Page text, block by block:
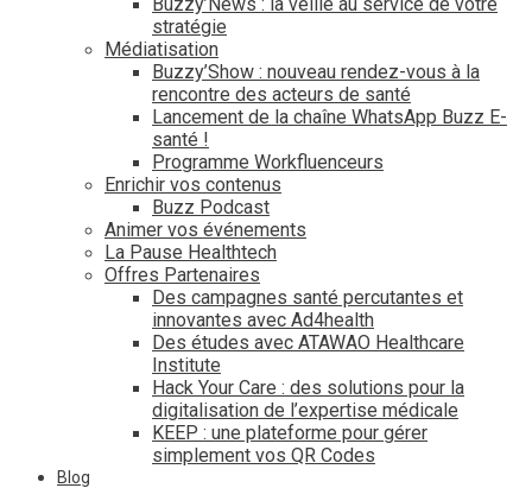
stratégie
Médiatisation
Buzzy’Show : nouveau rendez-vous à la
rencontre des acteurs de santé
Lancement de la chaîne WhatsApp Buzz E-
santé !
Programme Workfluenceurs
Enrichir vos contenus
Buzz Podcast
Animer vos événements
La Pause Healthtech
Offres Partenaires
Des campagnes santé percutantes et
innovantes avec Ad4health
Des études avec ATAWAO Healthcare
Institute
Hack Your Care : des solutions pour la
digitalisation de l’expertise médicale
KEEP : une plateforme pour gérer
simplement vos QR Codes
Blog